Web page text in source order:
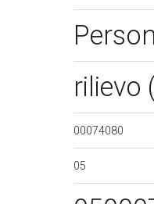
rilievo
00074080
05